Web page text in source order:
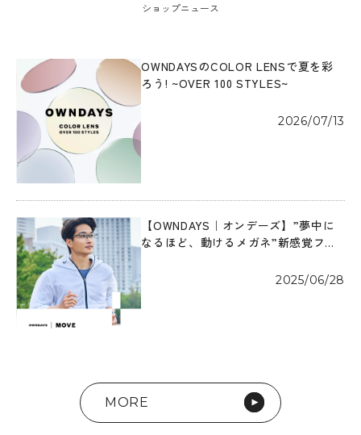
ショップニュース
OWNDAYSのCOLOR LENSで夏を彩
ろう! ~OVER 100 STYLES~
2026/07/13
【OWNDAYS｜オンデーズ】”夢中に
なるほど、動けるメガネ”新感覚フィ
2025/06/28
MORE